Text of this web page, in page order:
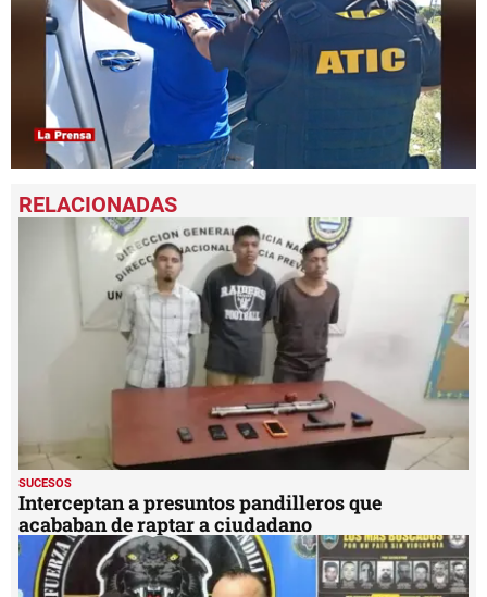
seconds
of
SUCESOS
Interceptan a presuntos pandilleros que
acababan de raptar a ciudadano